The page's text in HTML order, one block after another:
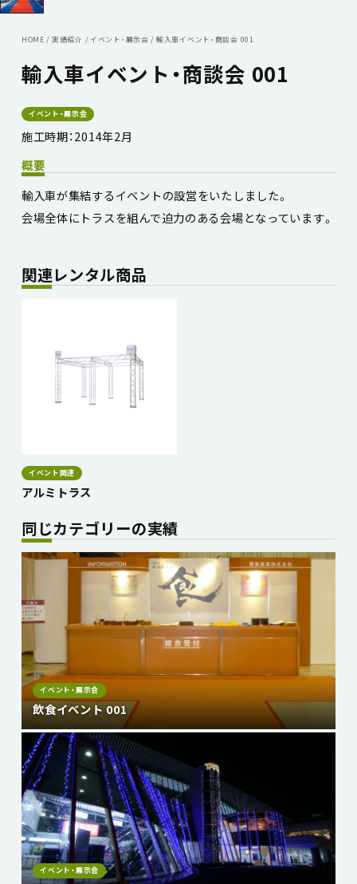
HOME / 実績紹介 / イベント・展示会 / 輸入車イベント・商談会 001
輸入車イベント・商談会 001
イベント・展示会
施工時期：2014年2月
概要
輸入車が集結するイベントの設営をいたしました。
会場全体にトラスを組んで迫力のある会場となっています。
関連レンタル商品
イベント関連
アルミトラス
同じカテゴリーの実績
イベント・展示会
飲食イベント 001
イベント・展示会